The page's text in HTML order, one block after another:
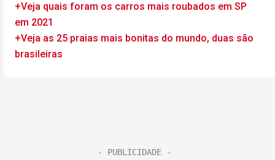
+Veja quais foram os carros mais roubados em SP
em 2021
+Veja as 25 praias mais bonitas do mundo, duas são
brasileiras